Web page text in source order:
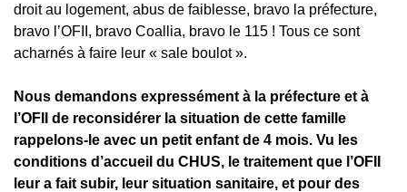
droit au logement, abus de faiblesse, bravo la préfecture,
bravo l’OFII, bravo Coallia, bravo le 115 ! Tous ce sont
acharnés à faire leur « sale boulot ».
Nous demandons expressément à la préfecture et à
l’OFII de reconsidérer la situation de cette famille
rappelons-le avec un petit enfant de 4 mois. Vu les
conditions d’accueil du CHUS, le traitement que l’OFII
leur a fait subir, leur situation sanitaire, et pour des